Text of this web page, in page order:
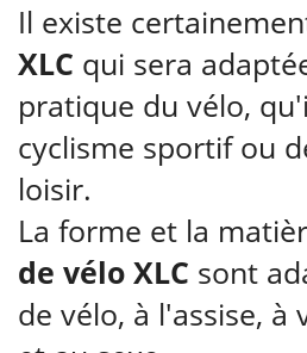
Il existe
XLC qui sera
pratique du vélo,
cyclisme sportif ou
loisir.
La forme et la
de vélo XLC sont
de vélo, à l'assise,